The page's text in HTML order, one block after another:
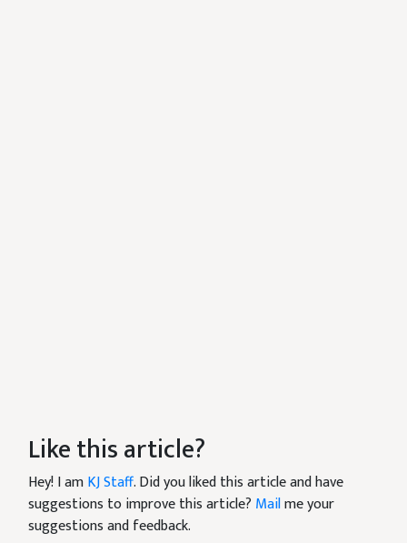
Like this article?
Hey! I amKJ Staff. Did you liked this article and have
suggestions to improve this article? Mailme your
suggestions and feedback.